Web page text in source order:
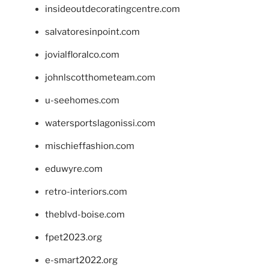
insideoutdecoratingcentre.com
salvatoresinpoint.com
jovialfloralco.com
johnlscotthometeam.com
u-seehomes.com
watersportslagonissi.com
mischieffashion.com
eduwyre.com
retro-interiors.com
theblvd-boise.com
fpet2023.org
e-smart2022.org